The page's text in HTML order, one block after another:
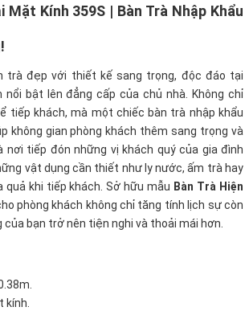
Mặt Kính 359S | Bàn Trà Nhập Khẩu
trà đẹp với thiết kế sang trọng, độc đáo tại
nổi bật lên đẳng cấp của chủ nhà. Không chỉ
tiếp khách, mà một chiếc bàn trà nhập khẩu
không gian phòng khách thêm sang trọng và
nơi tiếp đón những vị khách quý của gia đình
vật dụng cần thiết như ly nước, ấm trà hay
quả khi tiếp khách. Sở hữu mẫu Bàn Trà Hiện
phòng khách không chỉ tăng tính lịch sự còn
của bạn trở nên tiện nghi và thoải mái hơn.
kính.